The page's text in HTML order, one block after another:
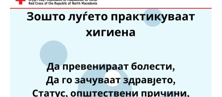
ДОГОВОРИ
ЗНАЧЕЊЕ НА СЛУЖБАТА ЗА БАРАЊЕ
ЗДРАВСТВЕНО ПРЕВЕНТИВНА ДЕЈНОСТ
ПРВА ПОМОШ